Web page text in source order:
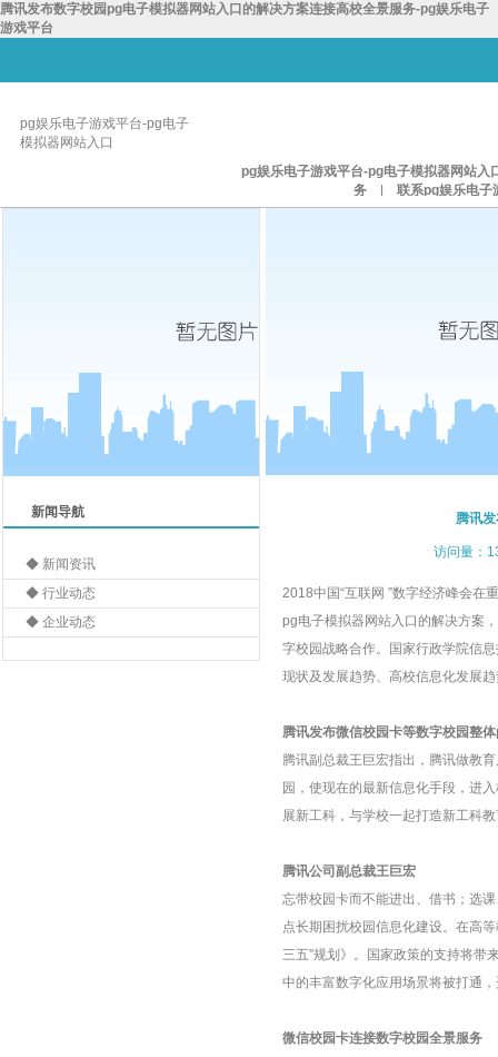
腾讯发布数字校园pg电子模拟器网站入口的解决方案连接高校全景服务-pg娱乐电子
游戏平台
pg娱乐电子游戏平台-pg电子模拟器网站入
务
联系pg娱乐电子
pg娱乐电子游戏平台-pg电子
模拟器网站入口
新闻导航
◆ 新闻资讯
◆ 行业动态
◆ 企业动态
腾讯
访问量
2018中国“互联网 ”数字经济峰会在
pg电子模拟器网站入口的解决方案
字校园战略合作。国家行政学院信
现状及发展趋势、高校信息化发展
腾讯发布微信校园卡等数字校园整
腾讯副总裁王巨宏指出，腾讯做教
园，使现在的最新信息化手段，进
展新工科，与学校一起打造新工科
腾讯公司副总裁王巨宏
忘带校园卡而不能进出、借书；选
点长期困扰校园信息化建设。在高
三五”规划》。国家政策的支持将带
中的丰富数字化应用场景将被打通
微信校园卡连接数字校园全景服务